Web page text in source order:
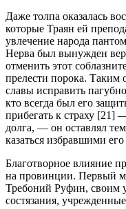
Даже толпа оказалась
которые Траян ей
увлечение народа
Нерва был вынужден
отменить этот
прелести порока. Таким
славы исправить
кто всегда был его
прибегать к страху
долга, — он оставлял
казаться избравшими
Благотворное влияние
на провинции. Первый
Требоний Руфин, своим
состязания, учрежденные